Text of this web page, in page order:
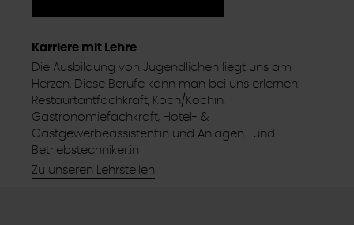
Karriere mit Lehre
Die Ausbildung von Jugendlichen liegt uns am
Herzen. Diese Berufe kann man bei uns erlernen:
Restaurtantfachkraft, Koch/Köchin,
Gastronomiefachkraft, Hotel- &
Gastgewerbeassistent:in und Anlagen- und
Betriebstechniker:in
Zu unseren Lehrstellen